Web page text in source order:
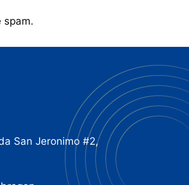
spam.
San Jeronimo #2,